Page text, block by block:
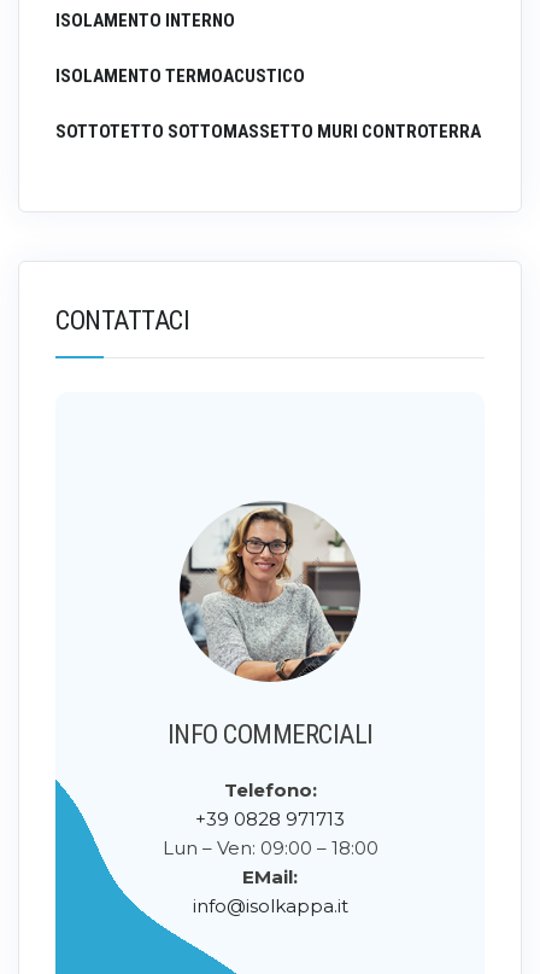
ISOLAMENTO INTERNO
ISOLAMENTO TERMOACUSTICO
SOTTOTETTO SOTTOMASSETTO MURI CONTROTERRA
CONTATTACI
INFO COMMERCIALI
Telefono:
+39 0828 971713
Lun – Ven: 09:00 – 18:00
EMail:
info@isolkappa.it